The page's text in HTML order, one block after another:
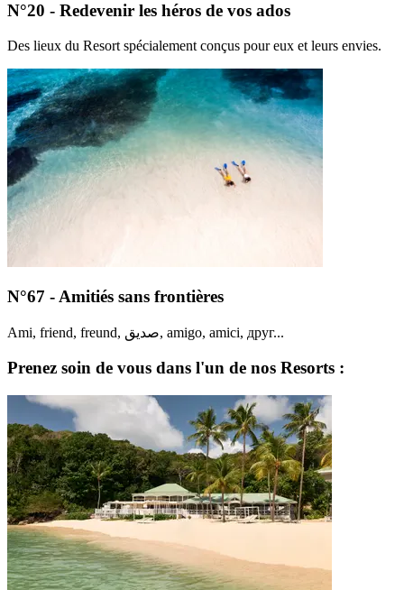
N°20 - Redevenir les héros de vos ados
Des lieux du Resort spécialement conçus pour eux et leurs envies.
N°67 - Amitiés sans frontières
Ami, friend, freund, صديق, amigo, amici, друг...
Prenez soin de vous dans l'un de nos Resorts :